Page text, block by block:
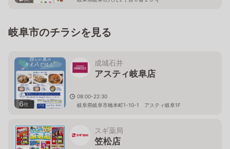
岐阜市のチラシを見る
6枚
成城石井
アスティ岐阜店
08:00-22:30
岐阜県岐阜市橋本町1-10-1 アスティ岐阜1F
スギ薬局
笠松店